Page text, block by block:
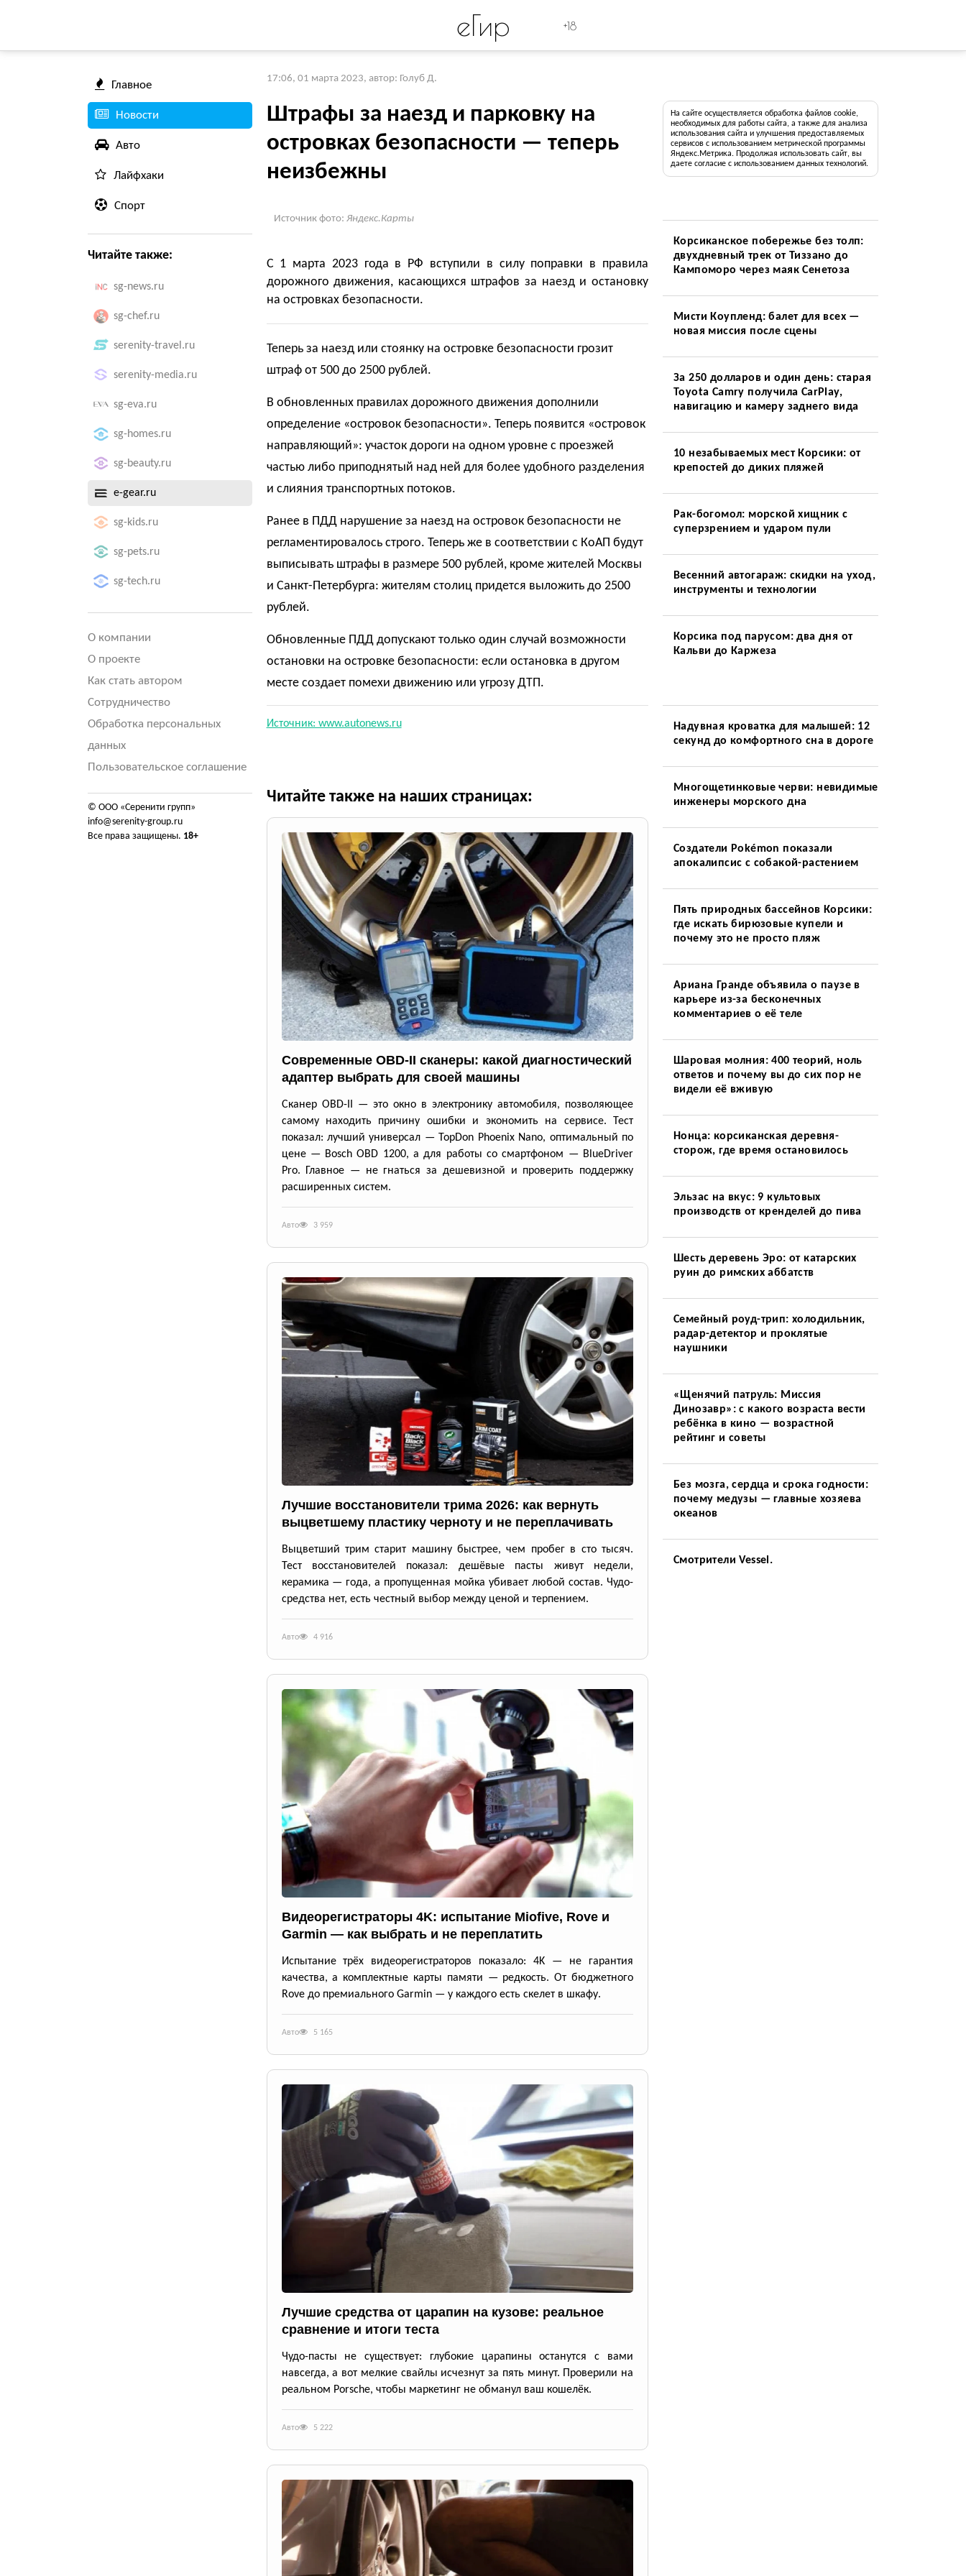
eГир +18
Главное
Новости
Авто
Лайфхаки
Спорт
Читайте также:
sg-news.ru
sg-chef.ru
serenity-travel.ru
serenity-media.ru
sg-eva.ru
sg-homes.ru
sg-beauty.ru
e-gear.ru
sg-kids.ru
sg-pets.ru
sg-tech.ru
О компании
О проекте
Как стать автором
Сотрудничество
Обработка персональных
данных
Пользовательское соглашение
© ООО «Серенити групп»
info@serenity-group.ru
Все права защищены. 18+
17:06, 01 марта 2023, автор: Голуб Д.
Штрафы за наезд и парковку на
островках безопасности — теперь
неизбежны
Источник фото: Яндекс.Карты
С 1 марта 2023 года в РФ вступили в силу поправки в правила
дорожного движения, касающихся штрафов за наезд и остановку
на островках безопасности.
Теперь за наезд или стоянку на островке безопасности грозит
штраф от 500 до 2500 рублей.
В обновленных правилах дорожного движения дополнили
определение «островок безопасности». Теперь появится «островок
направляющий»: участок дороги на одном уровне с проезжей
частью либо приподнятый над ней для более удобного разделения
и слияния транспортных потоков.
Ранее в ПДД нарушение за наезд на островок безопасности не
регламентировалось строго. Теперь же в соответствии с КоАП будут
выписывать штрафы в размере 500 рублей, кроме жителей Москвы
и Санкт-Петербурга: жителям столиц придется выложить до 2500
рублей.
Обновленные ПДД допускают только один случай возможности
остановки на островке безопасности: если остановка в другом
месте создает помехи движению или угрозу ДТП.
Источник: www.autonews.ru
Читайте также на наших страницах:
Современные OBD-II сканеры: какой диагностический
адаптер выбрать для своей машины
Сканер OBD-II — это окно в электронику автомобиля, позволяющее
самому находить причину ошибки и экономить на сервисе. Тест
показал: лучший универсал — TopDon Phoenix Nano, оптимальный по
цене — Bosch OBD 1200, а для работы со смартфоном — BlueDriver
Pro. Главное — не гнаться за дешевизной и проверить поддержку
расширенных систем.
Авто 3 959
Лучшие восстановители трима 2026: как вернуть
выцветшему пластику черноту и не переплачивать
Выцветший трим старит машину быстрее, чем пробег в сто тысяч.
Тест восстановителей показал: дешёвые пасты живут недели,
керамика — года, а пропущенная мойка убивает любой состав. Чудо-
средства нет, есть честный выбор между ценой и терпением.
Авто 4 916
Видеорегистраторы 4K: испытание Miofive, Rove и
Garmin — как выбрать и не переплатить
Испытание трёх видеорегистраторов показало: 4K — не гарантия
качества, а комплектные карты памяти — редкость. От бюджетного
Rove до премиального Garmin — у каждого есть скелет в шкафу.
Авто 5 165
Лучшие средства от царапин на кузове: реальное
сравнение и итоги теста
Чудо-пасты не существует: глубокие царапины останутся с вами
навсегда, а вот мелкие свайлы исчезнут за пять минут. Проверили на
реальном Porsche, чтобы маркетинг не обманул ваш кошелёк.
Авто 5 222
На сайте осуществляется обработка файлов cookie,
необходимых для работы сайта, а также для анализа
использования сайта и улучшения предоставляемых
сервисов с использованием метрической программы
Яндекс.Метрика. Продолжая использовать сайт, вы
даете согласие с использованием данных технологий.
Корсиканское побережье без толп:
двухдневный трек от Тиззано до
Кампоморо через маяк Сенетоза
Мисти Коупленд: балет для всех —
новая миссия после сцены
За 250 долларов и один день: старая
Toyota Camry получила CarPlay,
навигацию и камеру заднего вида
10 незабываемых мест Корсики: от
крепостей до диких пляжей
Рак-богомол: морской хищник с
суперзрением и ударом пули
Весенний автогараж: скидки на уход,
инструменты и технологии
Корсика под парусом: два дня от
Кальви до Каржеза
Надувная кроватка для малышей: 12
секунд до комфортного сна в дороге
Многощетинковые черви: невидимые
инженеры морского дна
Создатели Pokémon показали
апокалипсис с собакой-растением
Пять природных бассейнов Корсики:
где искать бирюзовые купели и
почему это не просто пляж
Ариана Гранде объявила о паузе в
карьере из-за бесконечных
комментариев о её теле
Шаровая молния: 400 теорий, ноль
ответов и почему вы до сих пор не
видели её вживую
Нонца: корсиканская деревня-
сторож, где время остановилось
Эльзас на вкус: 9 культовых
производств от кренделей до пива
Шесть деревень Эро: от катарских
руин до римских аббатств
Семейный роуд-трип: холодильник,
радар-детектор и проклятые
наушники
«Щенячий патруль: Миссия
Динозавр»: с какого возраста вести
ребёнка в кино — возрастной
рейтинг и советы
Без мозга, сердца и срока годности:
почему медузы — главные хозяева
океанов
Смотрители Vessel.